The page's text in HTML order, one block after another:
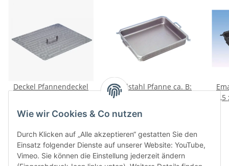
Wie wir Cookies & Co nutzen
Durch Klicken auf „Alle akzeptieren“ gestatten Sie den
Einsatz folgender Dienste auf unserer Website: YouTube,
Vimeo. Sie können die Einstellung jederzeit ändern
Deckel Pfannendeckel
Bräterpfanne
Grillpfanne 5er 955 x
500 mm mit Griff
86,00 €
Edelstahl Pfanne ca. B:
96,5 x T: 52,5 cm H: 6 cm
96,5 x T: 52,5 cm, H: 6 cm